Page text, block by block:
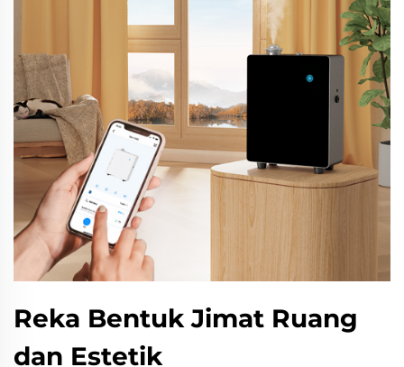
Reka Bentuk Jimat Ruang
dan Estetik